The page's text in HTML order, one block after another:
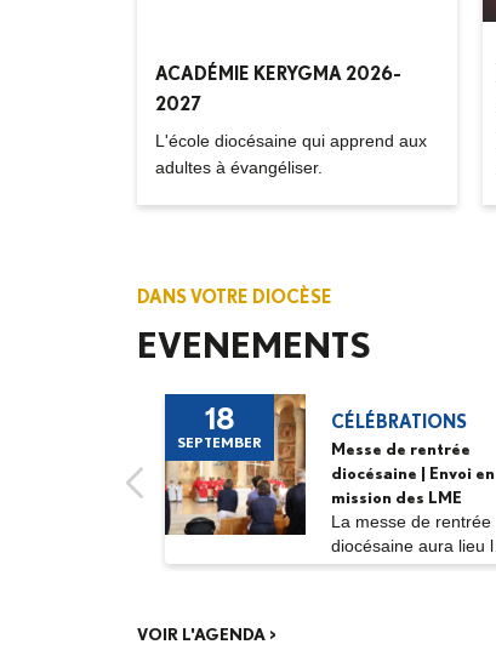
ACADÉMIE KERYGMA 2026-
2027
L'école diocésaine qui apprend aux
adultes à évangéliser.
DANS VOTRE DIOCÈSE
EVENEMENTS
18
SEPTEMBER
CÉLÉBRATIONS
Messe de rentrée
diocésaine | Envoi en
mission des LME
La messe de rentrée
diocésaine aura lieu le
vendredi 18...
VOIR L'AGENDA >